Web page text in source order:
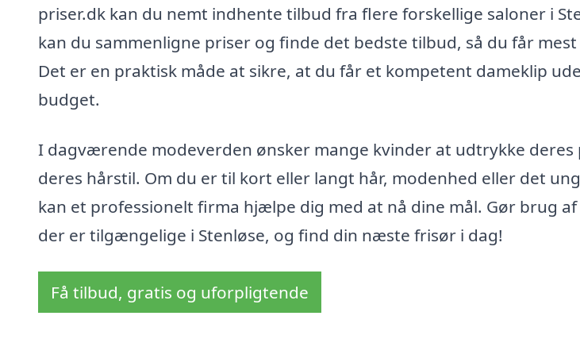
priser.dk kan du nemt indhente tilbud fra flere forskellige saloner i
kan du sammenligne priser og finde det bedste tilbud, så du får
Det er en praktisk måde at sikre, at du får et kompetent dameklip
budget.
I dagværende modeverden ønsker mange kvinder at udtrykke
deres hårstil. Om du er til kort eller langt hår, modenhed eller det
kan et professionelt firma hjælpe dig med at nå dine mål. Gør brug
der er tilgængelige i Stenløse, og find din næste frisør i dag!
Få tilbud, gratis og uforpligtende